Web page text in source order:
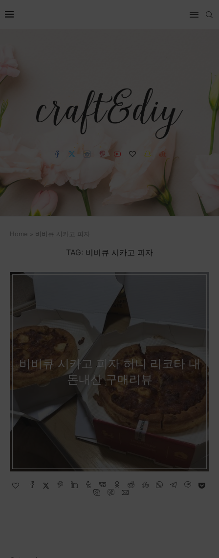
Home » 비비큐 시카고 피자
TAG: 비비큐 시카고 피자
비비큐 시카고 피자 허니 리코타 내
돈내산 구매리뷰